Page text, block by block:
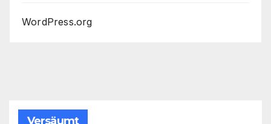
WordPress.org
Versäumt